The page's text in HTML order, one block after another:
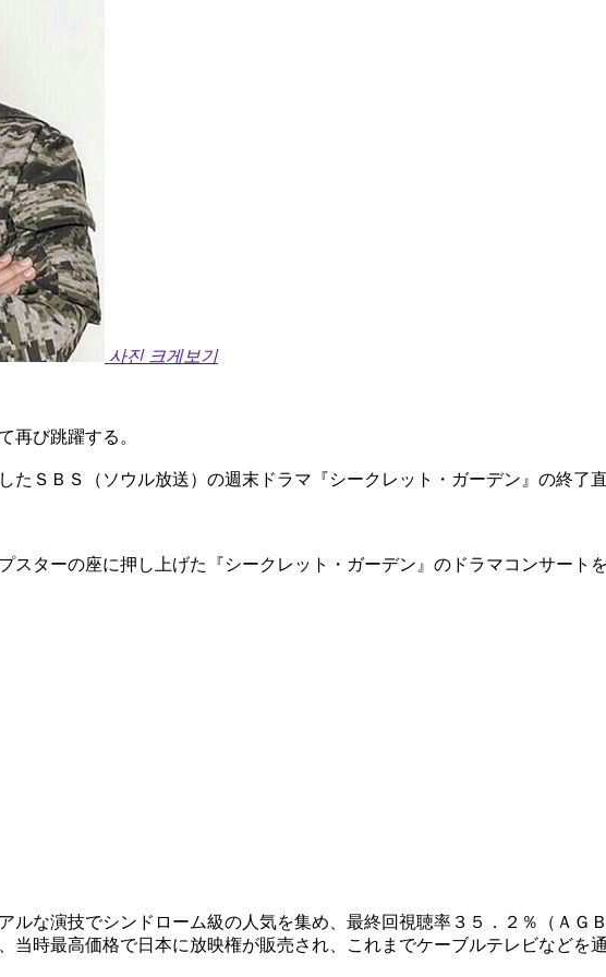
사진 크게보기
再び跳躍する。
たＳＢＳ（ソウル放送）の週末ドラマ『シークレット・ガーデン』の終了
スターの座に押し上げた『シークレット・ガーデン』のドラマコンサート
ルな演技でシンドローム級の人気を集め、最終回視聴率３５．２％（ＡＧ
当時最高価格で日本に放映権が販売され、これまでケーブルテレビなどを